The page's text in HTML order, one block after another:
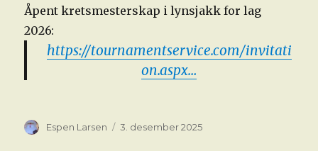
Åpent kretsmesterskap i lynsjakk for lag
2026:
https://tournamentservice.com/invitati
on.aspx…
Forfatter
Espen Larsen Publisert
3. desember 2025